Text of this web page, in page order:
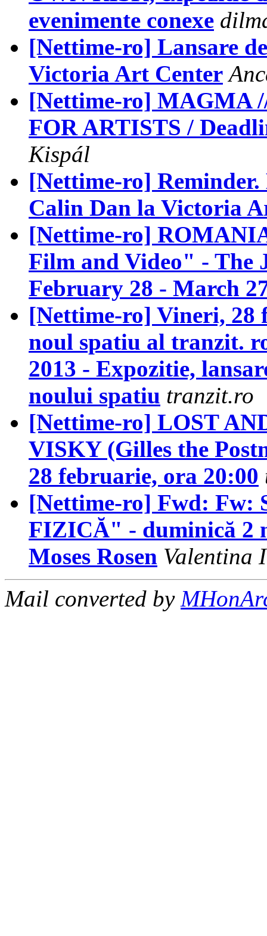
evenimente conexe
[Nettime-ro] Lansare
Victoria Art Center
[Nettime-ro] MAGMA
FOR ARTISTS /
Kispál
[Nettime-ro] Reminder.
Calin Dan la Victoria
[Nettime-ro]
Film and Video" - The
February 28 - March
[Nettime-ro] Vineri, 28
noul spatiu al tranzit.
2013 - Expozitie,
noului spatiu tranzit.ro
[Nettime-ro] LOST
VISKY (Gilles the
28 februarie, ora 20:00
[Nettime-ro] Fwd: Fw:
FIZICĂ" - duminică 2
Moses Rosen Valentina
Mail converted by